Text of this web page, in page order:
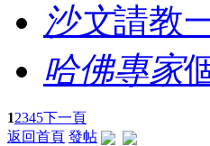
沙文請教
哈佛專家
12345下一頁
返回首頁 發帖